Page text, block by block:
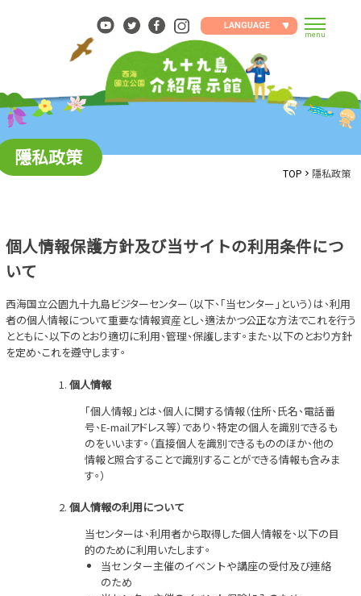
LANGUAGE
menu
TOP 隱私政策
隱私政策
個人情報保護方針及び当サイトの利用条件につ
いて
西海国立公園九十九島ビジターセンター（以下、「当センター」という）は、利用
者の個人情報について重要な情報資産とし、適法かつ公正な方法でこれを行う
とともに、以下のとおり適切に利用、管理、保護します。また、以下のとおり方針
を定め、これを遵守します。
個人情報
「個人情報」とは、個人に関する情報（住所、氏名、電話番
号、E-mailアドレス等）であり、特定の個人を識別できるも
のをいいます。（直接個人を識別できるもののほか、他の
情報と照合することで識別することができる情報も含みま
す。）
個人情報の利用について
当センターは、利用者から取得した個人情報を、以下の目
的のために利用いたします。
当センター主催のイベントや講座の受付及び連絡
のため